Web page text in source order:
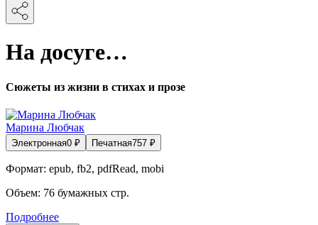
На досуге…
Сюжеты из жизни в стихах и прозе
Марина Любчак
Электронная0 ₽ Печатная757 ₽
Формат: epub, fb2, pdfRead, mobi
Объем: 76 бумажных стр.
Подробнее